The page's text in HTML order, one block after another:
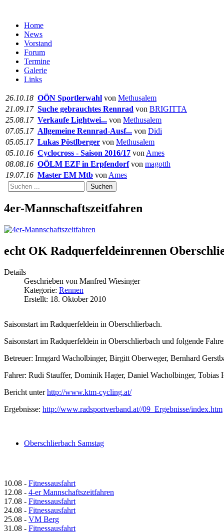
Home
News
Vorstand
Forum
Termine
Galerie
Links
26.10.18 OÖN Sportlerwahl von Methusalem
21.09.17 Suche gebrauchtes Rennrad von BRIGITTA
25.08.17 Verkaufe Lightwei... von Methusalem
07.05.17 Allgemeine Rennrad-Ausf... von Didi
05.05.17 Lukas Pöstlberger von Methusalem
05.10.16 Cyclocross - Saison 2016/17 von Ames
08.08.16 OÖLM EZF in Erpfendorfvon magotth
19.07.16 Master EM Mtb von Ames
Suchen
4er-Mannschaftszeitfahren
echt OK Radquerfeldeinrennen
Details
Geschrieben von Manfred Wiesinger
Kategorie: Rennen
Erstellt: 18. Oktober 2010
Saisonstart im Radquerfeldein in Oberschlierbach.
Saisonstart im Radquerfeldein in Oberschlierbach und folgende
Betreuer: Irmgard Wacholbinger, Birgitt Oberweger, Bernhard
Fahrer: Rudi Stauffer, Dominik Hager, Daniel Wacholbinger, Tobias
Bericht unterhttp://www.ktm-cycling.at/
Ergebnisse: http://www.radsportverband.at//09_Ergebnisse/index.htm
Oberschlierbach Samstag
10.08 - Fitnessausfahrt
12.08 - 4-er Mannschaftszeitfahren
17.08 - Fitnessausfahrt
24.08 - Fitnessausfahrt
25.08 - VM Berg
31.08 - Fitnessausfahrt